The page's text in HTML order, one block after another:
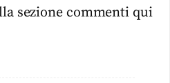
sezione commenti qui